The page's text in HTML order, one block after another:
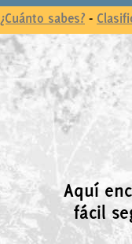
¿Cuánto sabes? -
Aquí
fácil